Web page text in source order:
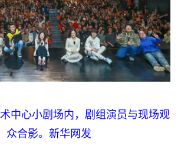
中心小剧场内，剧组演员与现场观
众合影。新华网发